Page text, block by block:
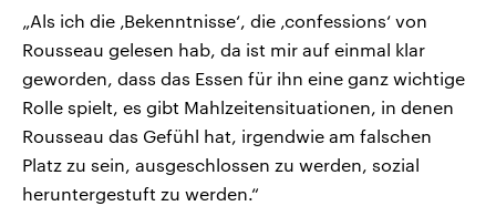
„Als ich die ‚Bekenntnisse‘, die ‚confessions‘ von
Rousseau gelesen hab, da ist mir auf einmal klar
geworden, dass das Essen für ihn eine ganz wichtige
Rolle spielt, es gibt Mahlzeitensituationen, in denen
Rousseau das Gefühl hat, irgendwie am falschen
Platz zu sein, ausgeschlossen zu werden, sozial
heruntergestuft zu werden.“